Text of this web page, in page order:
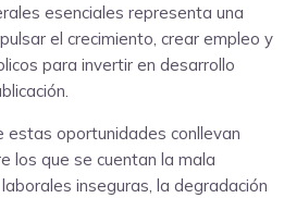
esenciales representa una
el crecimiento, crear empleo y
para invertir en desarrollo
oportunidades conllevan
los que se cuentan la mala
inseguras, la degradación